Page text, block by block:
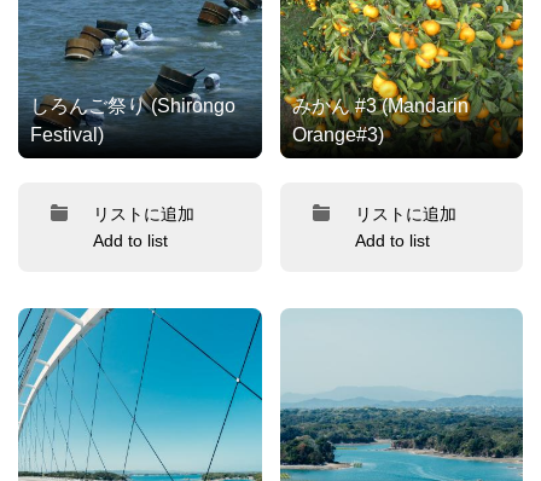
しろんご祭り (Shirongo
Festival)
リストに追加
Add to list
みかん #3 (Mandarin
Orange#3)
リストに追加
Add to list